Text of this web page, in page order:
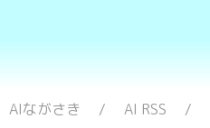
AIながさき AI RSS